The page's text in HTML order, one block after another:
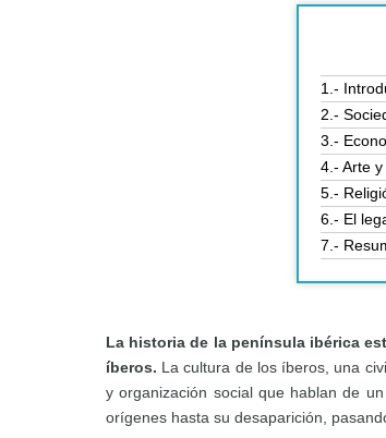
1.-
2.-
3.-
4.- Arte
5.-
6.- El
7.-
La historia de la península ibérica
íberos. La cultura de los íberos, una
y organización social que hablan de
orígenes hasta su desaparición,